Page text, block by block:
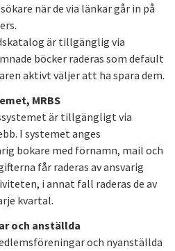
när de via länkar går in på
är tillgänglig via
böcker raderas som default
aktivt väljer att ha spara dem.
MRBS
är tillgängligt via
I systemet anges
bokare med förnamn, mail och
får raderas av ansvarig
i annat fall raderas de av
kvartal.
och anställda
och nyanställda